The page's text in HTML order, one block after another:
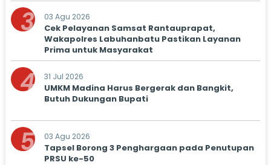
3 03 Agu 2026
Cek Pelayanan Samsat Rantauprapat,
Wakapolres Labuhanbatu Pastikan Layanan
Prima untuk Masyarakat
4 31 Jul 2026
UMKM Madina Harus Bergerak dan Bangkit,
Butuh Dukungan Bupati
5 03 Agu 2026
Tapsel Borong 3 Penghargaan pada Penutupan
PRSU ke-50